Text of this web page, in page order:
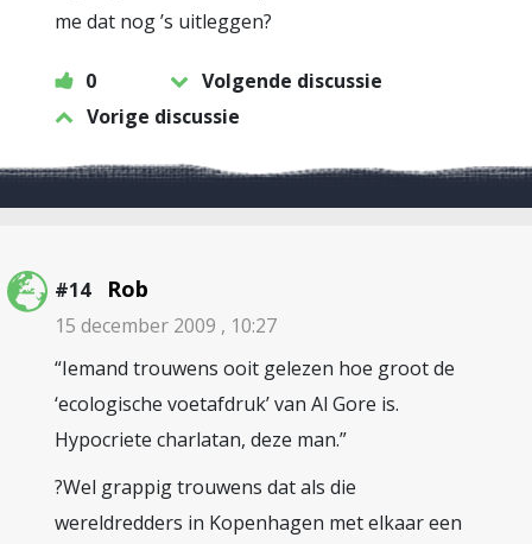
me dat nog ’s uitleggen?
0
Volgende discussie
Vorige discussie
#14 Rob
15 december 2009 , 10:27
“Iemand trouwens ooit gelezen hoe groot de
‘ecologische voetafdruk’ van Al Gore is.
Hypocriete charlatan, deze man.”
?Wel grappig trouwens dat als die
wereldredders in Kopenhagen met elkaar een